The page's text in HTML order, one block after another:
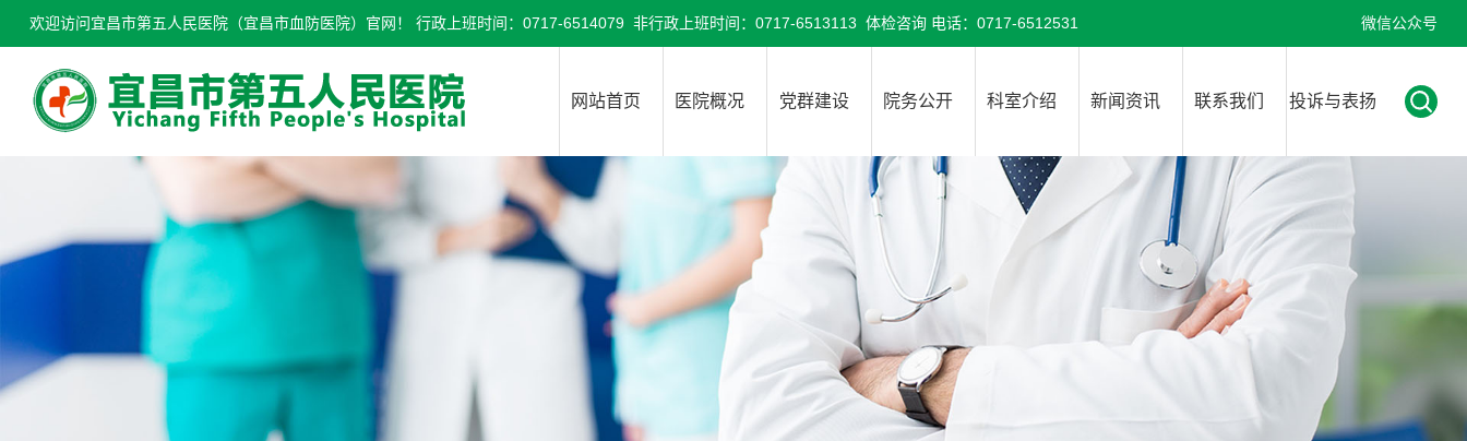
欢迎访问宜昌市第五人民医院（宜昌市血防医院）官网！ 行政上班时间：0717-6514079 非行政上班时间：0717-6513113 体检咨询 电话：0717-6512531 微信公众号
网站首页 医院概况 党群建设 院务公开 科室介绍 新闻资讯 联系我们 投诉与表扬